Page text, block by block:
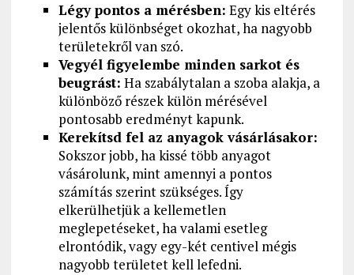
Légy pontos a mérésben: Egy kis eltérés
jelentős különbséget okozhat, ha nagyobb
területekről van szó.
Vegyél figyelembe minden sarkot és
beugrást: Ha szabálytalan a szoba alakja, a
különböző részek külön mérésével
pontosabb eredményt kapunk.
Kerekítsd fel az anyagok vásárlásakor:
Sokszor jobb, ha kissé több anyagot
vásárolunk, mint amennyi a pontos
számítás szerint szükséges. Így
elkerülhetjük a kellemetlen
meglepetéseket, ha valami esetleg
elrontódik, vagy egy-két centivel mégis
nagyobb területet kell lefedni.